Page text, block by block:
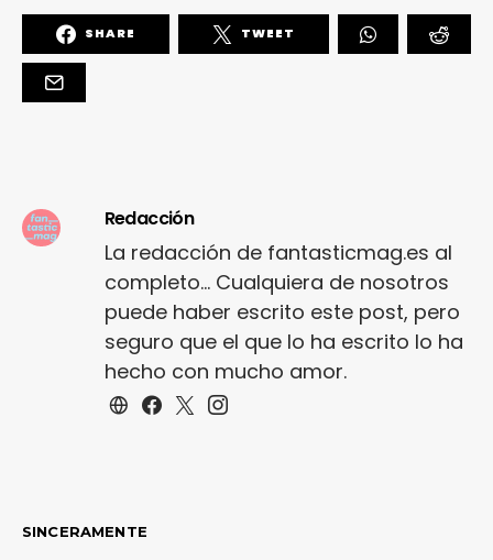
SHARE TWEET
Redacción
La redacción de fantasticmag.es al
completo... Cualquiera de nosotros
puede haber escrito este post, pero
seguro que el que lo ha escrito lo ha
hecho con mucho amor.
SINCERAMENTE